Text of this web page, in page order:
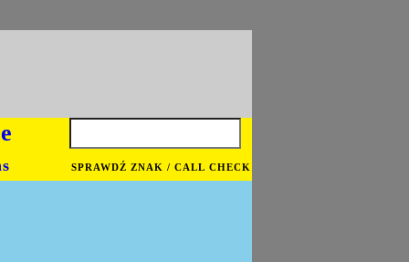
SPRAWDŹ ZNAK / CALL CHECK